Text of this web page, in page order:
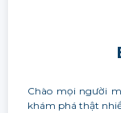
Chào mọi người
khám phá thật